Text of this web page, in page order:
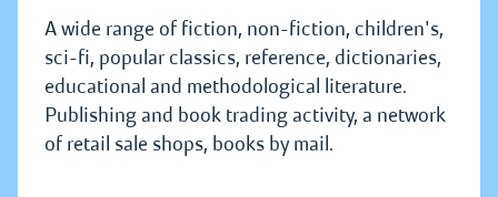
A wide range of fiction, non-fiction, children's,
sci-fi, popular classics, reference, dictionaries,
educational and methodological literature.
Publishing and book trading activity, a network
of retail sale shops, books by mail.